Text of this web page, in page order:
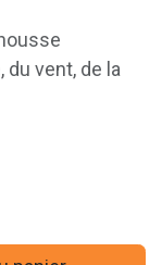
du vent, de la